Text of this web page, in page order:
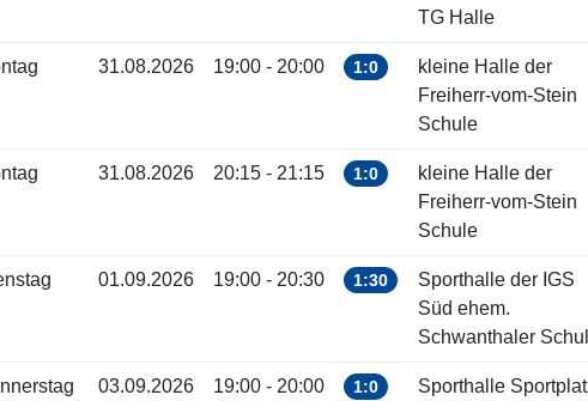
TG Halle
31.08.2026 19:00 - 20:00 1:0
kleine Halle der
Freiherr-vom-Stein
Schule
31.08.2026 20:15 - 21:15 1:0
kleine Halle der
Freiherr-vom-Stein
Schule
01.09.2026 19:00 - 20:30 1:30
Sporthalle der IGS
Süd ehem.
Schwanthaler
03.09.2026 19:00 - 20:00 1:0 Sporthalle